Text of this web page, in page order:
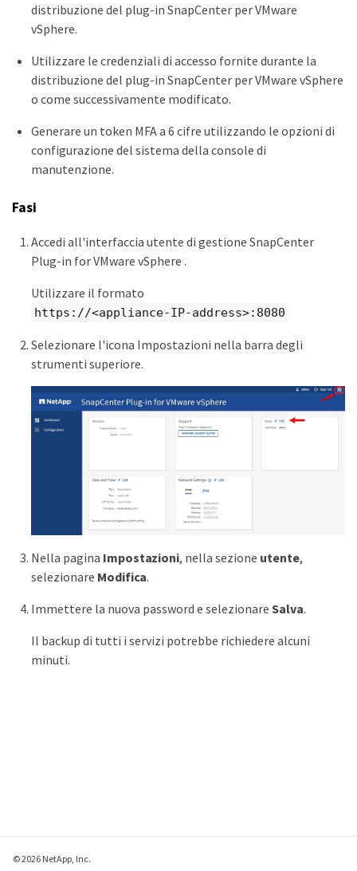
distribuzione del plug-in SnapCenter per VMware
vSphere.
Utilizzare le credenziali di accesso fornite durante la
distribuzione del plug-in SnapCenter per VMware vSphere
o come successivamente modificato.
Generare un token MFA a 6 cifre utilizzando le opzioni di
configurazione del sistema della console di
manutenzione.
Fasi
Accedi all'interfaccia utente di gestione SnapCenter
Plug-in for VMware vSphere .
Utilizzare il formato
https://<appliance-IP-address>:8080
Selezionare l'icona Impostazioni nella barra degli
strumenti superiore.
Nella pagina Impostazioni, nella sezione utente,
selezionare Modifica.
Immettere la nuova password e selezionare Salva.
Il backup di tutti i servizi potrebbe richiedere alcuni
minuti.
© 2026 NetApp, Inc.